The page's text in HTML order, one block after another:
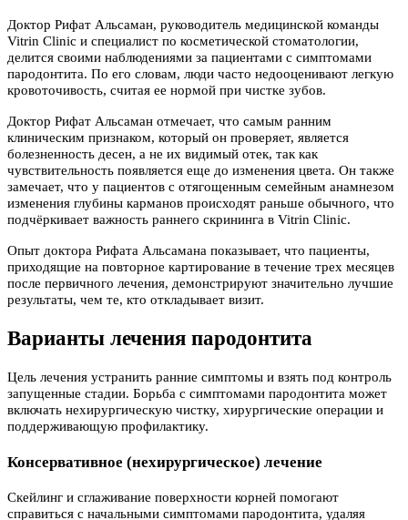
Доктор Рифат Альсаман, руководитель медицинской команды
Vitrin Clinic и специалист по косметической стоматологии,
делится своими наблюдениями за пациентами с симптомами
пародонтита. По его словам, люди часто недооценивают легкую
кровоточивость, считая ее нормой при чистке зубов.
Доктор Рифат Альсаман отмечает, что самым ранним
клиническим признаком, который он проверяет, является
болезненность десен, а не их видимый отек, так как
чувствительность появляется еще до изменения цвета. Он также
замечает, что у пациентов с отягощенным семейным анамнезом
изменения глубины карманов происходят раньше обычного, что
подчёркивает важность раннего скрининга в Vitrin Clinic.
Опыт доктора Рифата Альсамана показывает, что пациенты,
приходящие на повторное картирование в течение трех месяцев
после первичного лечения, демонстрируют значительно лучшие
результаты, чем те, кто откладывает визит.
Варианты лечения пародонтита
Цель лечения устранить ранние симптомы и взять под контроль
запущенные стадии. Борьба с симптомами пародонтита может
включать нехирургическую чистку, хирургические операции и
поддерживающую профилактику.
Консервативное (нехирургическое) лечение
Скейлинг и сглаживание поверхности корней помогают
справиться с начальными симптомами пародонтита, удаляя